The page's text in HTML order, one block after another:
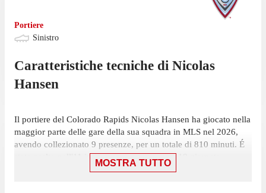
Portiere
Sinistro
Caratteristiche tecniche di Nicolas
Hansen
Il portiere del Colorado Rapids Nicolas Hansen ha giocato nella
maggior parte delle gare della sua squadra in MLS nel 2026,
avendo collezionato 9 presenze, per un totale di 810 minuti. É
stato scelto nell'11 iniziale in 9 presenze, su 18 giornate.
MOSTRA TUTTO